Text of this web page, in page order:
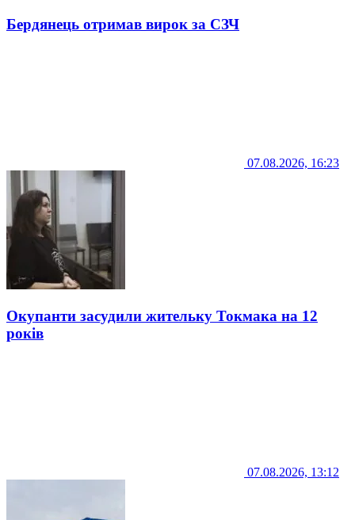
Бердянець отримав вирок за СЗЧ
07.08.2026, 16:23
Окупанти засудили жительку Токмака на 12
років
07.08.2026, 13:12